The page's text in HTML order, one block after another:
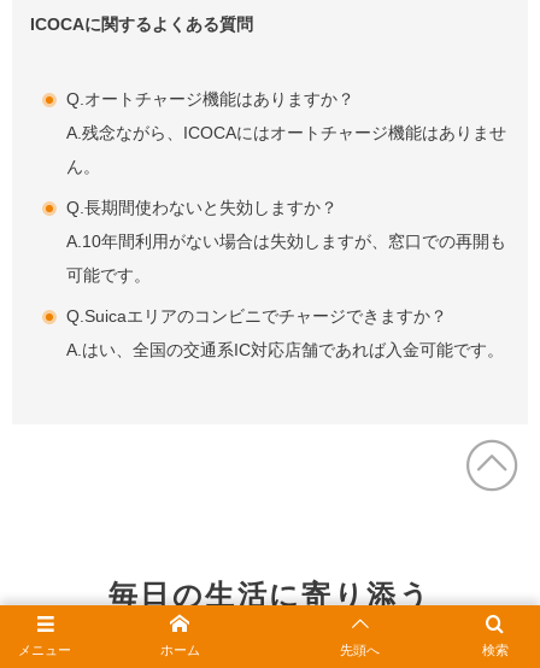
ICOCAに関するよくある質問
Q.オートチャージ機能はありますか？
A.残念ながら、ICOCAにはオートチャージ機能はありませ
ん。
Q.長期間使わないと失効しますか？
A.10年間利用がない場合は失効しますが、窓口での再開も
可能です。
Q.Suicaエリアのコンビニでチャージできますか？
A.はい、全国の交通系IC対応店舗であれば入金可能です。
毎日の生活に寄り添う
ICOCAのまとめ
メニュー 検索
ホーム 先頭へ